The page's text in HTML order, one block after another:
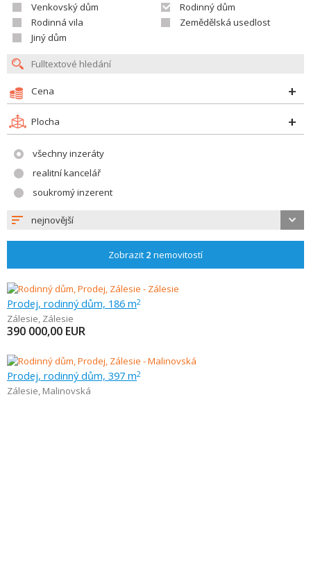
Venkovský dům
Rodinný dům
Rodinná vila
Zemědělská usedlost
Jiný dům
Cena
Plocha
všechny inzeráty
realitní kancelář
soukromý inzerent
nejnovější
Zobrazit 2 nemovitostí
Prodej, rodinný dům, 186 m2
Zálesie, Zálesie
390 000,00 EUR
Prodej, rodinný dům, 397 m2
Zálesie, Malinovská